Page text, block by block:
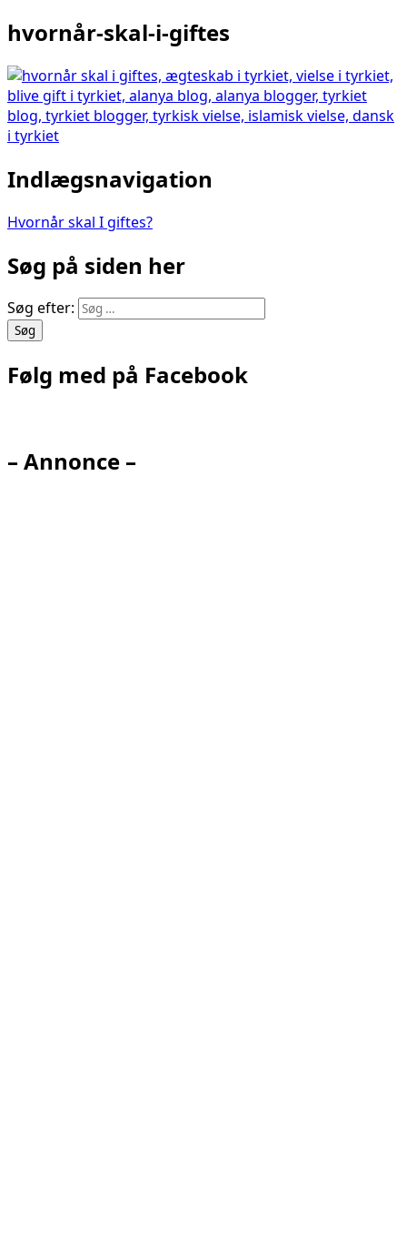
hvornår-skal-i-giftes
Indlægsnavigation
Hvornår skal I giftes?
Søg på siden her
Søg efter:
Følg med på Facebook
– Annonce –